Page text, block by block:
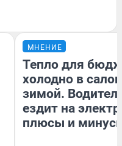
МНЕНИЕ
Тепло для
холодно в
зимой.
ездит на
плюсы и